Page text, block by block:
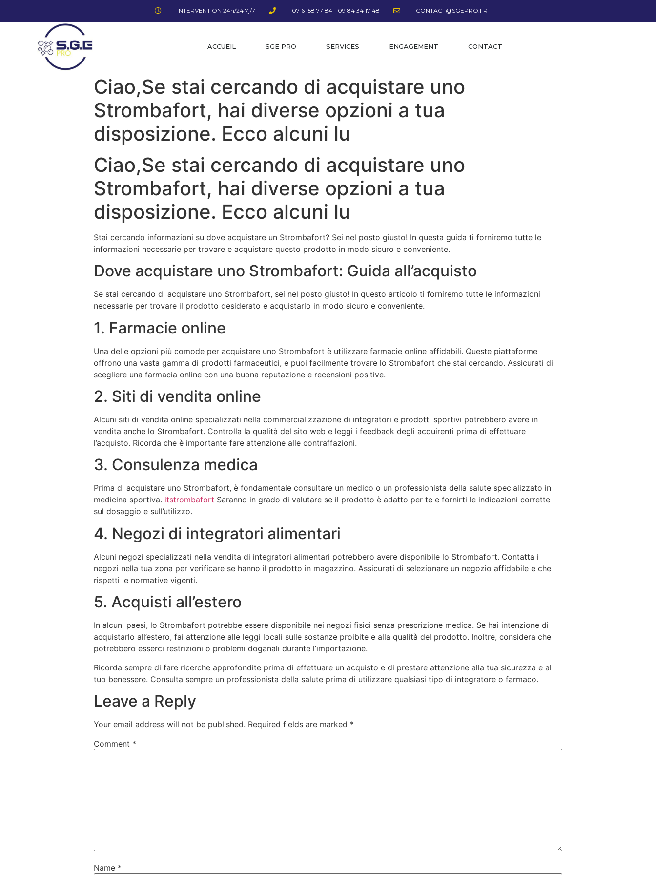
INTERVENTION 24h/24 7j/7 07 61 58 77 84 - 09 84 34 17 48 CONTACT@SGEPRO.FR
ACCUEIL SGE PRO SERVICES ENGAGEMENT CONTACT
Ciao,Se stai cercando di acquistare uno
Strombafort, hai diverse opzioni a tua
disposizione. Ecco alcuni lu
Ciao,Se stai cercando di acquistare uno
Strombafort, hai diverse opzioni a tua
disposizione. Ecco alcuni lu
Stai cercando informazioni su dove acquistare un Strombafort? Sei nel posto giusto! In questa guida ti forniremo tutte le
informazioni necessarie per trovare e acquistare questo prodotto in modo sicuro e conveniente.
Dove acquistare uno Strombafort: Guida all’acquisto
Se stai cercando di acquistare uno Strombafort, sei nel posto giusto! In questo articolo ti forniremo tutte le informazioni
necessarie per trovare il prodotto desiderato e acquistarlo in modo sicuro e conveniente.
1. Farmacie online
Una delle opzioni più comode per acquistare uno Strombafort è utilizzare farmacie online affidabili. Queste piattaforme
offrono una vasta gamma di prodotti farmaceutici, e puoi facilmente trovare lo Strombafort che stai cercando. Assicurati di
scegliere una farmacia online con una buona reputazione e recensioni positive.
2. Siti di vendita online
Alcuni siti di vendita online specializzati nella commercializzazione di integratori e prodotti sportivi potrebbero avere in
vendita anche lo Strombafort. Controlla la qualità del sito web e leggi i feedback degli acquirenti prima di effettuare
l’acquisto. Ricorda che è importante fare attenzione alle contraffazioni.
3. Consulenza medica
Prima di acquistare uno Strombafort, è fondamentale consultare un medico o un professionista della salute specializzato in
medicina sportiva. itstrombafort Saranno in grado di valutare se il prodotto è adatto per te e fornirti le indicazioni corrette
sul dosaggio e sull’utilizzo.
4. Negozi di integratori alimentari
Alcuni negozi specializzati nella vendita di integratori alimentari potrebbero avere disponibile lo Strombafort. Contatta i
negozi nella tua zona per verificare se hanno il prodotto in magazzino. Assicurati di selezionare un negozio affidabile e che
rispetti le normative vigenti.
5. Acquisti all’estero
In alcuni paesi, lo Strombafort potrebbe essere disponibile nei negozi fisici senza prescrizione medica. Se hai intenzione di
acquistarlo all’estero, fai attenzione alle leggi locali sulle sostanze proibite e alla qualità del prodotto. Inoltre, considera che
potrebbero esserci restrizioni o problemi doganali durante l’importazione.
Ricorda sempre di fare ricerche approfondite prima di effettuare un acquisto e di prestare attenzione alla tua sicurezza e al
tuo benessere. Consulta sempre un professionista della salute prima di utilizzare qualsiasi tipo di integratore o farmaco.
Leave a Reply
Your email address will not be published. Required fields are marked *
Comment *
Name *